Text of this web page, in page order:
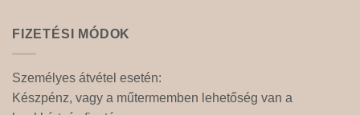
FIZETÉSI MÓDOK
Személyes átvétel esetén:
Készpénz, vagy a műtermemben lehetőség van a